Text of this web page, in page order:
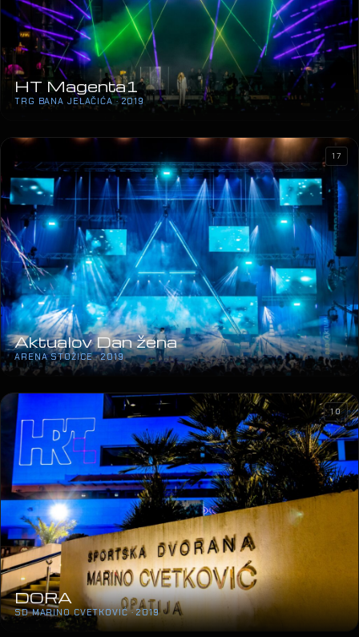
HT Magenta1
TRG BANA JELAČIĆA · 2019
Aktualov Dan žena
ARENA STOŽICE · 2019
17
DORA
SD MARINO CVETKOVIĆ · 2019
10